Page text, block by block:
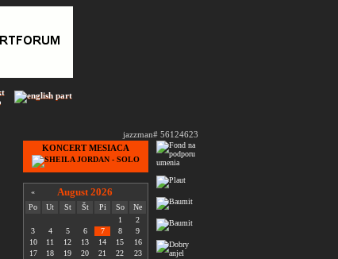
jazzman# 56124623
KONCERT MESIACA
« August 2026
Po Ut St Št Pi So
Ne
1
2
3
4 5 6 7 8
9
10
11 12 13 14 15
16
17
18 19 20 21 22
23